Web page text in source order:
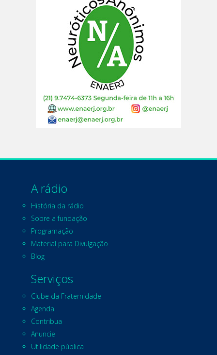
A rádio
História da rádio
Sobre a fundação
Programação
Material para Divulgação
Blog
Serviços
Clube da Fraternidade
Agenda
Contribua
Anuncie
Utilidade pública